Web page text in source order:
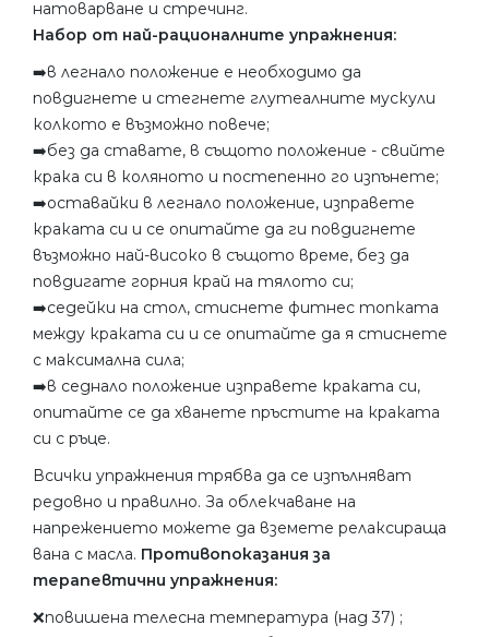
натоварване и стречинг.
Набор от най-рационалните упражнения:
➡️в легнало положение е необходимо да
повдигнете и стегнете глутеалните мускули
колкото е възможно повече;
➡️без да ставате, в същото положение - свийте
крака си в коляното и постепенно го изпънете;
➡️оставайки в легнало положение, изправете
краката си и се опитайте да ги повдигнете
възможно най-високо в същото време, без да
повдигате горния край на тялото си;
➡️седейки на стол, стиснете фитнес топката
между краката си и се опитайте да я стиснете
с максимална сила;
➡️в седнало положение изправете краката си,
опитайте се да хванете пръстите на краката
си с ръце.
Всички упражнения трябва да се изпълняват
редовно и правилно. За облекчаване на
напрежението можете да вземете релаксираща
вана с масла. Противопоказания за
терапевтични упражнения:
❌повишена телесна температура (над 37) ;